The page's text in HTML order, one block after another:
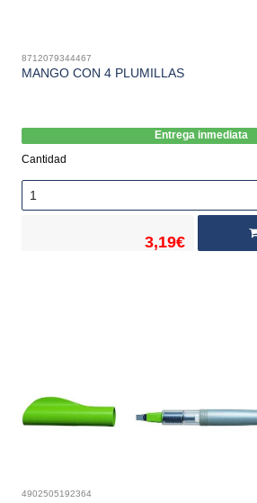
8712079344467
MANGO CON 4 PLUMILLAS
Entrega inmediata
Cantidad
3,19€
4902505192364